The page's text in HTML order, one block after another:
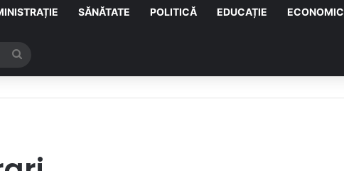
SĂNĂTATE POLITICĂ EDUCAȚIE ECONOMIC